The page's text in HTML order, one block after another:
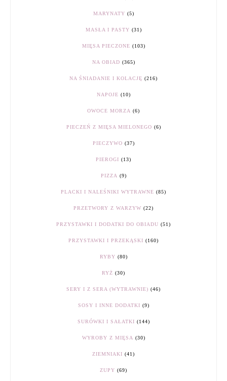
MARYNATY (5)
MASŁA I PASTY (31)
MIĘSA PIECZONE (103)
NA OBIAD (365)
NA ŚNIADANIE I KOLACJĘ (216)
NAPOJE (10)
OWOCE MORZA (6)
PIECZEŃ Z MIĘSA MIELONEGO (6)
PIECZYWO (37)
PIEROGI (13)
PIZZA (9)
PLACKI I NALEŚNIKI WYTRAWNE (85)
PRZETWORY Z WARZYW (22)
PRZYSTAWKI I DODATKI DO OBIADU (51)
PRZYSTAWKI I PRZEKĄSKI (160)
RYBY (80)
RYŻ (30)
SERY I Z SERA (WYTRAWNIE) (46)
SOSY I INNE DODATKI (9)
SURÓWKI I SAŁATKI (144)
WYROBY Z MIĘSA (30)
ZIEMNIAKI (41)
ZUPY (69)